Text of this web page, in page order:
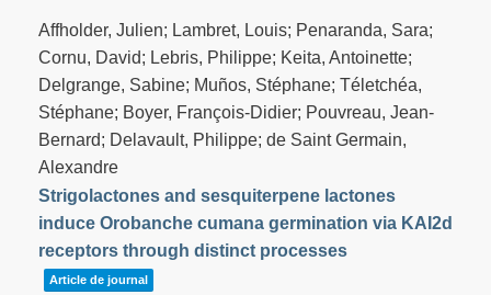
Affholder, Julien; Lambret, Louis; Penaranda, Sara;
Cornu, David; Lebris, Philippe; Keita, Antoinette;
Delgrange, Sabine; Muños, Stéphane; Téletchéa,
Stéphane; Boyer, François-Didier; Pouvreau, Jean-
Bernard; Delavault, Philippe; de Saint Germain,
Alexandre
Strigolactones and sesquiterpene lactones
induce Orobanche cumana germination via KAI2d
receptors through distinct processes
Article de journal